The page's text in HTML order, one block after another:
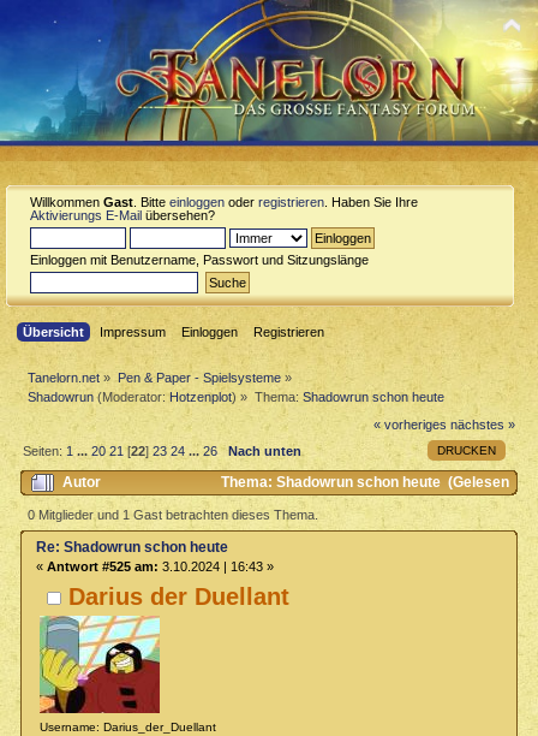
Willkommen Gast . Bitte einloggen oder registrieren . Haben Sie Ihre
Aktivierungs E-Mail übersehen?
Einloggen mit Benutzername, Passwort und Sitzungslänge
Übersicht Impressum Einloggen Registrieren
Tanelorn.net » Pen & Paper - Spielsysteme»
Shadowrun(Moderator:Hotzenplot) » Thema: Shadowrun schon heute
« vorheriges nächstes »
DRUCKEN
Seiten:1 ...20 21[22]23 24 ...26 Nach unten
Autor
Thema: Shadowrun schon heute (Gelesen
145929 mal)
0 Mitglieder und 1 Gast betrachten dieses Thema.
Darius der Duellant
Username: Darius_der_Duellant
Re: Shadowrun schon heute
« Antwort #525 am: 3.10.2024 | 16:43 »